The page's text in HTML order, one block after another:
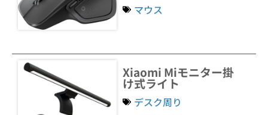
マウス
Xiaomi Miモニター掛
け式ライト
デスク周り